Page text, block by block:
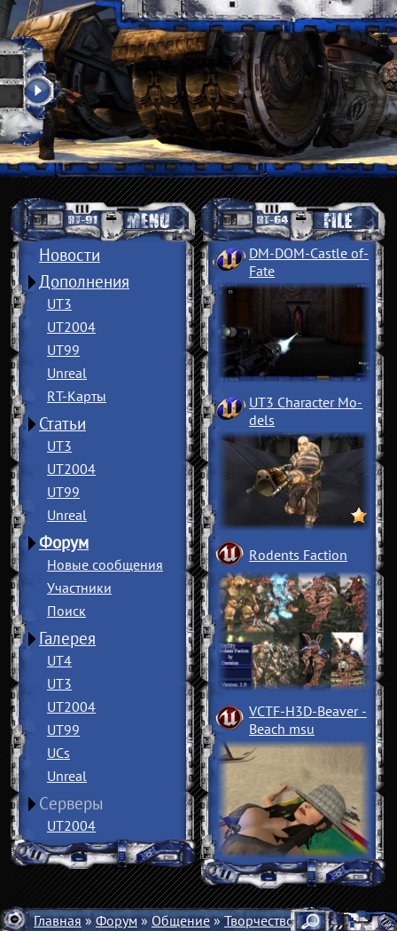
Новости
Дополнения
UT3
UT2004
UT99
Unreal
RT-Карты
Статьи
UT3
UT2004
UT99
Unreal
Форум
Новые сообщения
Участники
Поиск
Галерея
UT4
UT3
UT2004
UT99
UCs
Unreal
Серверы
UT2004
DM-DOM-Castle of­
Fate
UT3 Character Mo­
dels
Rodents Faction
VCTF-H3D-Beaver ­
Beach msu
Главная»Форум»Общение»Творчество» Обсуждение